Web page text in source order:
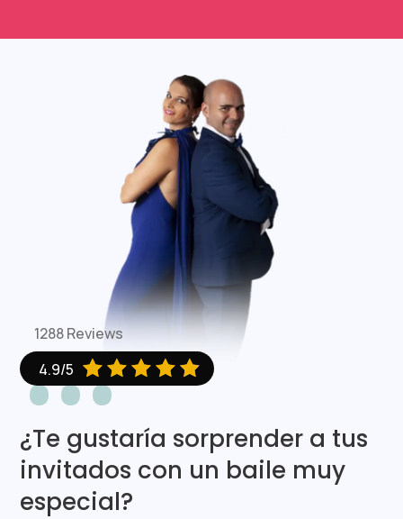
¿Te gustaría sorprender a tus
invitados con un baile muy
especial?
4.9/5     
1288 Reviews